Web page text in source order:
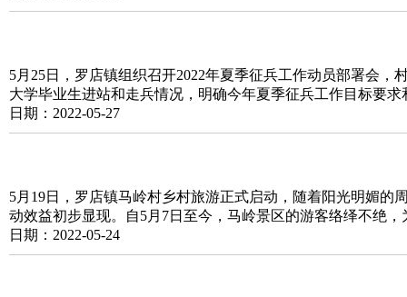
5月25日，罗店镇组织召开2022年夏季征兵工作动员部署会
大学毕业生进站和走兵情况，明确今年夏季征兵工作目标要
日期：2022-05-27
5月19日，罗店镇马岭村乡村旅游正式启动，随着阳光明媚的
动效益初步显现。自5月7日至今，马岭景区的游客络绎不绝
日期：2022-05-24